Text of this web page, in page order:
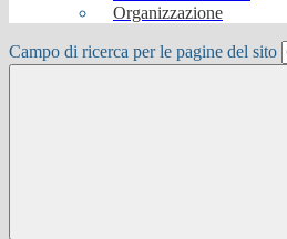
Organizzazione
Campo di ricerca per le pagine del sito